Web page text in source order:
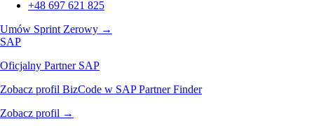
+48 697 621 825
Umów Sprint Zerowy →
SAP
Oficjalny Partner SAP
Zobacz profil BizCode w SAP Partner Finder
Zobacz profil →